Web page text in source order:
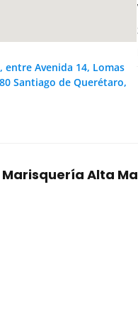
entre Avenida 14, Lomas
Santiago de Querétaro,
Alta